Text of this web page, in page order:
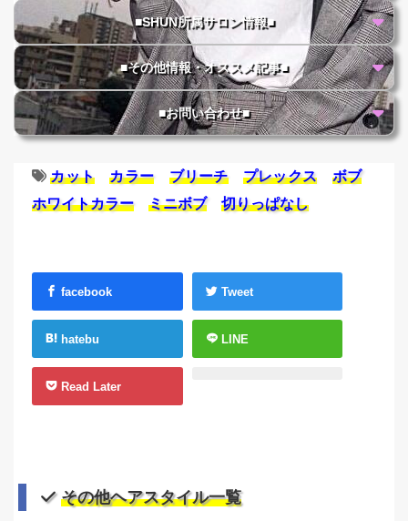
■SHUN所属サロン情報■
■その他情報・オススメ記事■
■お問い合わせ■
カット カラー ブリーチ プレックス
ボブ
ホワイトカラー
ミニボブ 切りっぱなし
facebook Tweet
hatebu LINE
Read Later
その他ヘアスタイル一覧